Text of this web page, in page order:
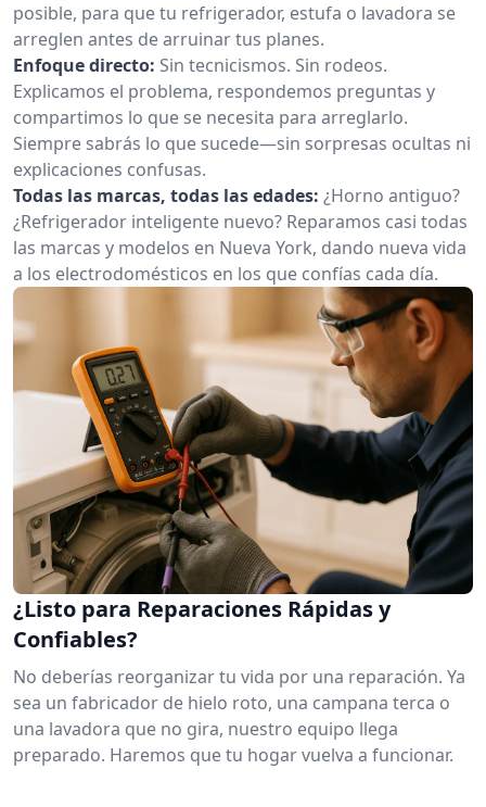
posible, para que tu refrigerador, estufa o lavadora se
arreglen antes de arruinar tus planes.
Enfoque directo: Sin tecnicismos. Sin rodeos.
Explicamos el problema, respondemos preguntas y
compartimos lo que se necesita para arreglarlo.
Siempre sabrás lo que sucede—sin sorpresas ocultas ni
explicaciones confusas.
Todas las marcas, todas las edades: ¿Horno antiguo?
¿Refrigerador inteligente nuevo? Reparamos casi todas
las marcas y modelos en Nueva York, dando nueva vida
a los electrodomésticos en los que confías cada día.
¿Listo para Reparaciones Rápidas y
Confiables?
No deberías reorganizar tu vida por una reparación. Ya
sea un fabricador de hielo roto, una campana terca o
una lavadora que no gira, nuestro equipo llega
preparado. Haremos que tu hogar vuelva a funcionar.